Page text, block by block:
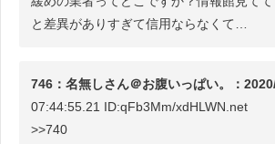
と差異がありすぎて信用ならなくて…
746：名無しさん＠お腹いっぱい。：
07:44:55.21 ID:qFb3Mm/xdHLWN.net
>>740